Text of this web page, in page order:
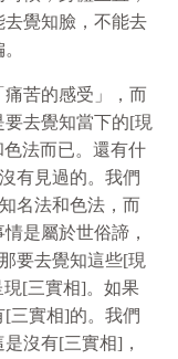
覺知臉，不能去
苦的感受」，而
去覺知當下的[現
法而已。還有什
有見過的。我們
名法和色法，而
是屬於世俗諦，
要去覺知這些[現
[三實相]。如果
三實相]的。我們
沒有[三實相]，